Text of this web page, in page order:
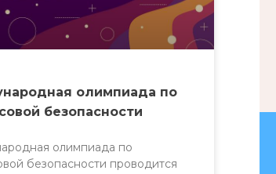
олимпиада по
безопасности
олимпиада по
безопасности проводится